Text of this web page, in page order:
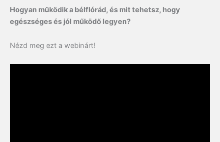
Hogyan működik a bélflórád, és mit tehetsz, hogy
egészséges és jól működő legyen?
Nézd meg ezt a webinárt!